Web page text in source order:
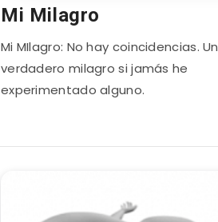
Mi Milagro
Mi MIlagro: No hay coincidencias. Un
verdadero milagro si jamás he
experimentado alguno.